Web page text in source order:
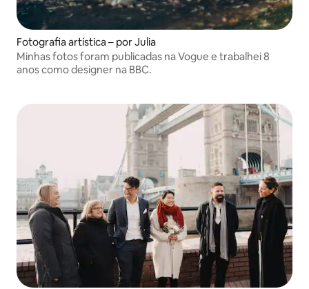
Fotografia artística – por Julia
Minhas fotos foram publicadas na Vogue e trabalhei 8
anos como designer na BBC.